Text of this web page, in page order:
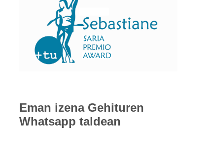
Eman izena Gehituren
Whatsapp taldean